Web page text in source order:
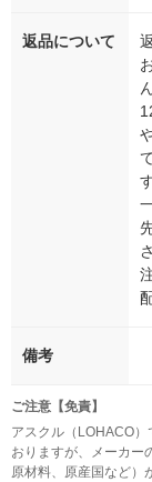
返品について
備考
ご注意【免責】
アスクル（LOHACO
おりますが、メーカー
原材料、原産国など）